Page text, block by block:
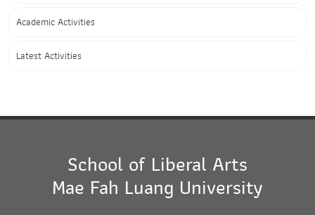
Academic Activities
Latest Activities
School of Liberal Arts
Mae Fah Luang University